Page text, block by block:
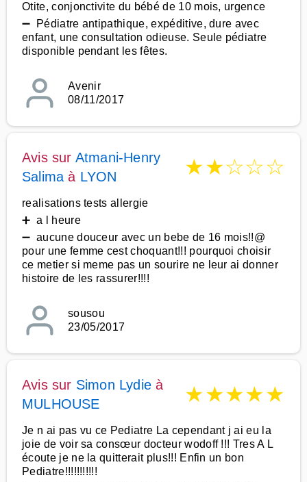
Otite, conjonctivite du bébé de 10 mois, urgence
➖ Pédiatre antipathique, expéditive, dure avec
enfant, une consultation odieuse. Seule pédiatre
disponible pendant les fêtes.
Avenir
08/11/2017
Avis sur Atmani-Henry
Salima à LYON ★★☆☆☆
realisations tests allergie
➕ a l heure
➖ aucune douceur avec un bebe de 16 mois!!@
pour une femme cest choquant!!! pourquoi choisir
ce metier si meme pas un sourire ne leur ai donner
histoire de les rassurer!!!!
sousou
23/05/2017
Avis sur Simon Lydie à
MULHOUSE
★★★★★
Je n ai pas vu ce Pediatre La cependant j ai eu la
joie de voir sa consœur docteur wodoff !!! Tres A L
écoute je ne la quitterait plus!!! Enfin un bon
Pediatre!!!!!!!!!!!